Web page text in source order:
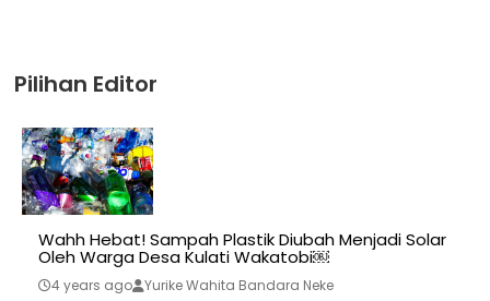
Pilihan Editor
Wahh Hebat! Sampah Plastik Diubah Menjadi Solar
Oleh Warga Desa Kulati Wakatobi￼
4 years ago Yurike Wahita Bandara Neke